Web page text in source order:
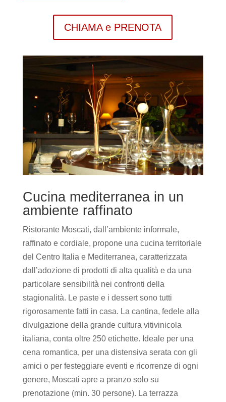
CHIAMA e PRENOTA
Cucina mediterranea in un
ambiente raffinato
Ristorante Moscati, dall’ambiente informale,
raffinato e cordiale, propone una cucina territoriale
del Centro Italia e Mediterranea, caratterizzata
dall’adozione di prodotti di alta qualità e da una
particolare sensibilità nei confronti della
stagionalità. Le paste e i dessert sono tutti
rigorosamente fatti in casa. La cantina, fedele alla
divulgazione della grande cultura vitivinicola
italiana, conta oltre 250 etichette. Ideale per una
cena romantica, per una distensiva serata con gli
amici o per festeggiare eventi e ricorrenze di ogni
genere, Moscati apre a pranzo solo su
prenotazione (min. 30 persone). La terrazza